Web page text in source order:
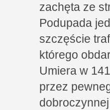
zachęta ze
Podupada
szczęście
którego
Umiera w
przez